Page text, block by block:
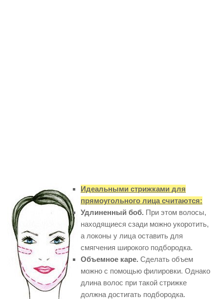
Идеальными стрижками для
прямоугольного лица считаются:
Удлиненный боб. При этом волосы,
находящиеся сзади можно укоротить,
а локоны у лица оставить для
смягчения широкого подбородка.
Объемное каре. Сделать объем
можно с помощью филировки. Однако
длина волос при такой стрижке
должна достигать подбородка.